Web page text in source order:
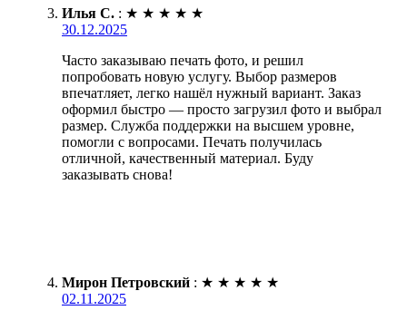
Илья С. : ★ ★ ★ ★ ★
30.12.2025
Часто заказываю печать фото, и решил
попробовать новую услугу. Выбор размеров
впечатляет, легко нашёл нужный вариант. Заказ
оформил быстро — просто загрузил фото и выбрал
размер. Служба поддержки на высшем уровне,
помогли с вопросами. Печать получилась
отличной, качественный материал. Буду
заказывать снова!
Мирон Петровский : ★ ★ ★ ★ ★
02.11.2025